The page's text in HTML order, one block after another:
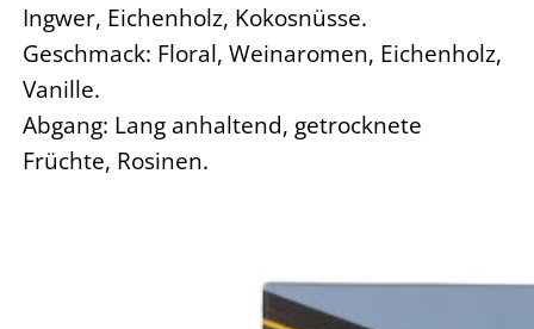
Ingwer, Eichenholz, Kokosnüsse.
Geschmack: Floral, Weinaromen, Eichenholz,
Vanille.
Abgang: Lang anhaltend, getrocknete
Früchte, Rosinen.